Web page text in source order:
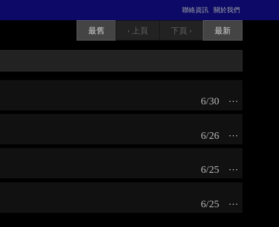
關於我們
聯絡資訊
最舊 ‹ 上頁 下頁 › 最新
⋯
6/30
⋯
6/26
⋯
6/25
⋯
6/25